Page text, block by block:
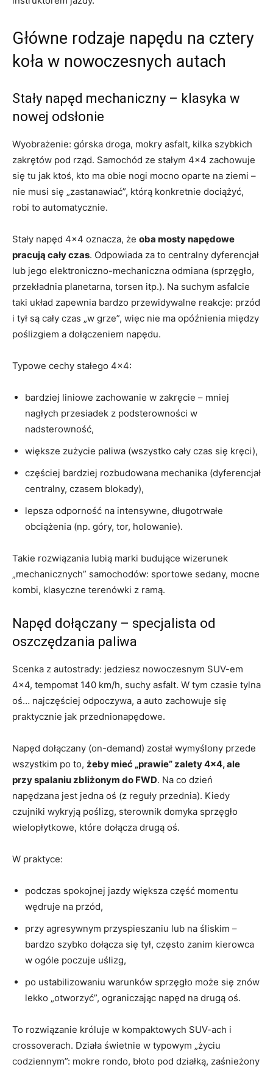
Główne rodzaje napędu na cztery
koła w nowoczesnych autach
Stały napęd mechaniczny – klasyka w
nowej odsłonie
Wyobrażenie: górska droga, mokry asfalt, kilka szybkich
zakrętów pod rząd. Samochód ze stałym 4×4 zachowuje
się tu jak ktoś, kto ma obie nogi mocno oparte na ziemi –
nie musi się „zastanawiać”, którą konkretnie dociążyć,
robi to automatycznie.
Stały napęd 4×4 oznacza, że oba mosty napędowe
pracują cały czas. Odpowiada za to centralny dyferencjał
lub jego elektroniczno-mechaniczna odmiana (sprzęgło,
przekładnia planetarna, torsen itp.). Na suchym asfalcie
taki układ zapewnia bardzo przewidywalne reakcje: przód
i tył są cały czas „w grze”, więc nie ma opóźnienia między
poślizgiem a dołączeniem napędu.
Typowe cechy stałego 4×4:
bardziej liniowe zachowanie w zakręcie – mniej
nagłych przesiadek z podsterowności w
nadsterowność,
większe zużycie paliwa (wszystko cały czas się kręci),
częściej bardziej rozbudowana mechanika (dyferencjał
centralny, czasem blokady),
lepsza odporność na intensywne, długotrwałe
obciążenia (np. góry, tor, holowanie).
Takie rozwiązania lubią marki budujące wizerunek
„mechanicznych” samochodów: sportowe sedany, mocne
kombi, klasyczne terenówki z ramą.
Napęd dołączany – specjalista od
oszczędzania paliwa
Scenka z autostrady: jedziesz nowoczesnym SUV-em
4×4, tempomat 140 km/h, suchy asfalt. W tym czasie tylna
oś… najczęściej odpoczywa, a auto zachowuje się
praktycznie jak przednionapędowe.
Napęd dołączany (on-demand) został wymyślony przede
wszystkim po to, żeby mieć „prawie” zalety 4×4, ale
przy spalaniu zbliżonym do FWD. Na co dzień
napędzana jest jedna oś (z reguły przednia). Kiedy
czujniki wykryją poślizg, sterownik domyka sprzęgło
wielopłytkowe, które dołącza drugą oś.
W praktyce:
podczas spokojnej jazdy większa część momentu
wędruje na przód,
przy agresywnym przyspieszaniu lub na śliskim –
bardzo szybko dołącza się tył, często zanim kierowca
w ogóle poczuje uślizg,
po ustabilizowaniu warunków sprzęgło może się znów
lekko „otworzyć”, ograniczając napęd na drugą oś.
To rozwiązanie króluje w kompaktowych SUV-ach i
crossoverach. Działa świetnie w typowym „życiu
codziennym”: mokre rondo, błoto pod działką, zaśnieżony